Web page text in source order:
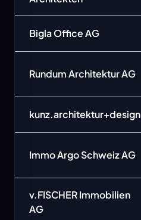
Bigla Office AG
Rundum Architektur AG
kunz.architektur+design
Immo Argo Schweiz AG
v.FISCHER Immobilien
AG